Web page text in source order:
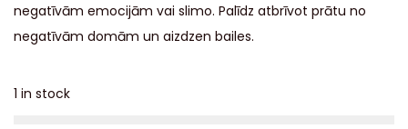
negatīvām emocijām vai slimo. Palīdz atbrīvot prātu no
negatīvām domām un aizdzen bailes.
1 in stock